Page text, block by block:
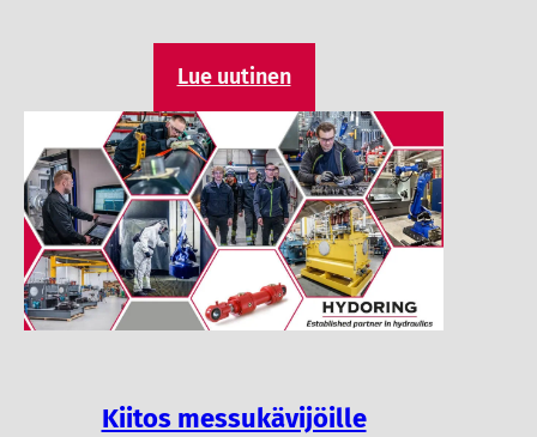
Lue uutinen
Kiitos messukävijöille